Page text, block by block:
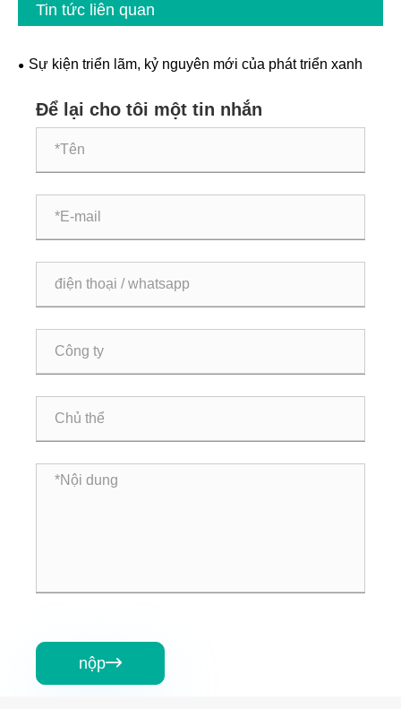
Tin tức liên quan
Sự kiện triển lãm, kỷ nguyên mới của phát triển xanh
Để lại cho tôi một tin nhắn
nộp